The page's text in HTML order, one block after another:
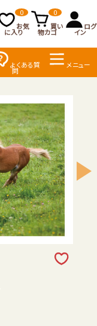
お気
に入り
0
買い
物カゴ
0
ログ
イン
よくある質
問
メニュー